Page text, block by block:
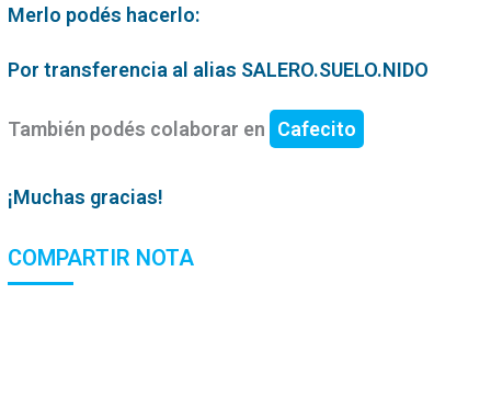
Merlo podés hacerlo:
Por transferencia al alias SALERO.SUELO.NIDO
También podés colaborar en Cafecito
¡Muchas gracias!
COMPARTIR NOTA